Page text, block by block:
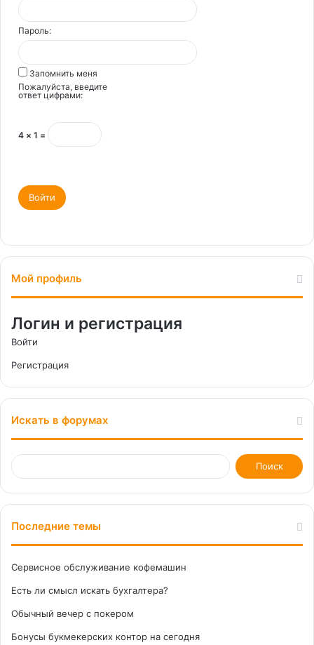
Пароль:
Запомнить меня
Пожалуйста, введите
ответ цифрами:
4 × 1 =
Войти
Мой профиль
Логин и регистрация
Войти
Регистрация
Искать в форумах
Последние темы
Сервисное обслуживание кофемашин
Есть ли смысл искать бухгалтера?
Обычный вечер с покером
Бонусы букмекерских контор на сегодня